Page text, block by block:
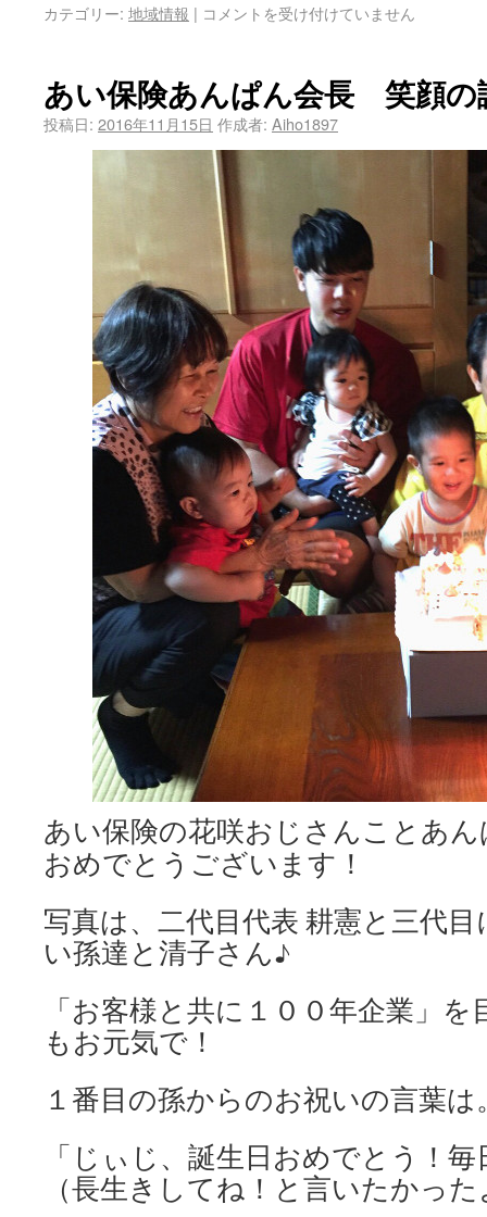
カテゴリー: 地域情報 | コメントを受け付けていません
あい保険あんぱん会長 笑顔の
投稿日: 2016年11月15日 作成者: Aiho1897
あい保険の花咲おじさんことあ
おめでとうございます！
写真は、二代目代表 耕憲と三代
い孫達と清子さん♪
「お客様と共に１００年企業」
もお元気で！
１番目の孫からのお祝いの言葉は
「じぃじ、誕生日おめでとう！
（長生きしてね！と言いたかっ